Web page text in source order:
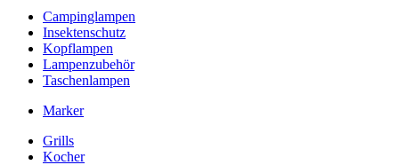
Campinglampen
Insektenschutz
Kopflampen
Lampenzubehör
Taschenlampen
Marker
Grills
Kocher